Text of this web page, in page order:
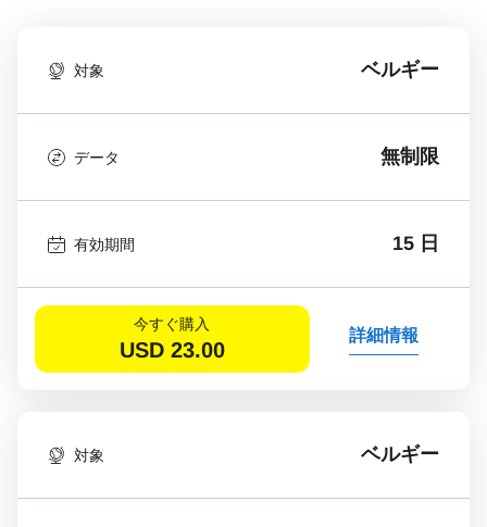
対象 ベルギー
データ 無制限
有効期間 15 日
今すぐ購入
USD 23.00
詳細情報
対象 ベルギー